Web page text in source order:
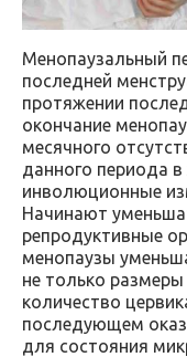
Менопаузальный
последней
протяжении
окончание
месячного
данного периода
инволюционные
Начинают
репродуктивные
менопаузы
не только
количество
последующем
для состояния